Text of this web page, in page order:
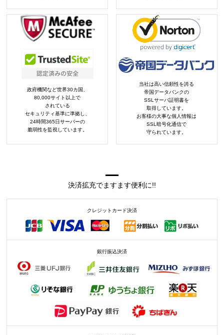
政府機関など世界30カ国、
80,000サイト以上で
されている
セキュリティ基準に準拠し、
24時間365日サーバーの
脆弱性を監視しています。
当社は高い信頼性を誇る
帝国データバンクの
SSLサーバ証明書を
取得しています。
お客様の大事な個人情報は
SSL暗号化通信で
守られています。
決済拡充でますます便利に!!
クレジットカード決済
銀行振込決済